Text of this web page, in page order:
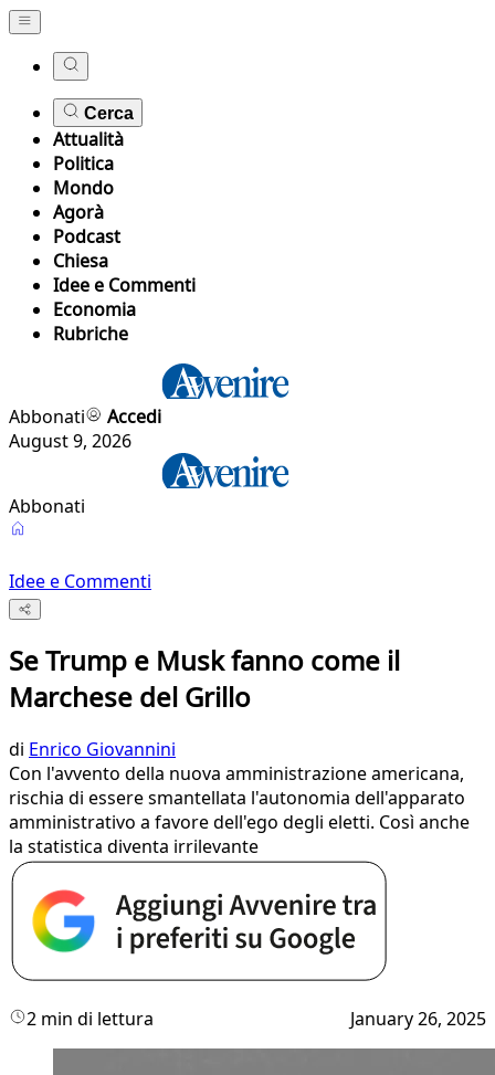
Cerca
Attualità
Politica
Mondo
Agorà
Podcast
Chiesa
Idee e Commenti
Economia
Rubriche
Abbonati
Accedi
August 9, 2026
Abbonati
Idee e Commenti
Se Trump e Musk fanno come il
Marchese del Grillo
di Enrico Giovannini
Con l'avvento della nuova amministrazione americana,
rischia di essere smantellata l'autonomia dell'apparato
amministrativo a favore dell'ego degli eletti. Così anche
la statistica diventa irrilevante
2 min di lettura January 26, 2025